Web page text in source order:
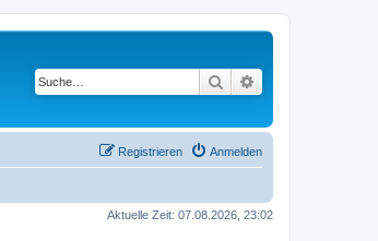
Suche
Anmelden
Registrieren
Aktuelle Zeit: 07.08.2026, 23:02